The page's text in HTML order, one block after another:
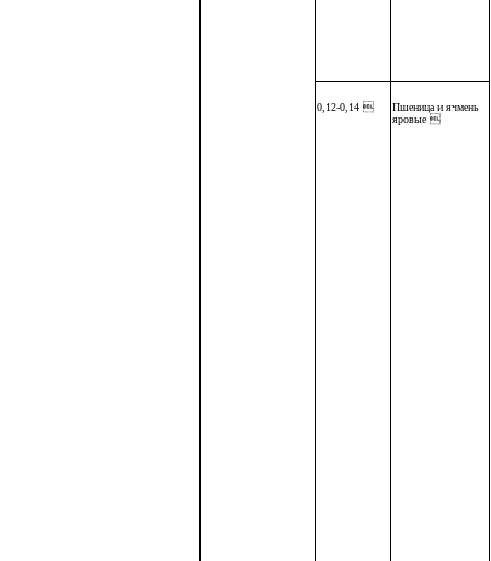
0,12-0,14 
Пшеница и ячмень
яровые 